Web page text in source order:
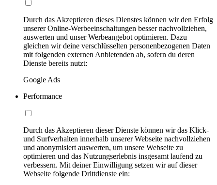
Durch das Akzeptieren dieses Dienstes können wir den Erfolg
unserer Online-Werbeeinschaltungen besser nachvollziehen,
auswerten und unser Werbeangebot optimieren. Dazu
gleichen wir deine verschlüsselten personenbezogenen Daten
mit folgenden externen Anbietenden ab, sofern du deren
Dienste bereits nutzt:
Google Ads
Performance
Durch das Akzeptieren dieser Dienste können wir das Klick-
und Surfverhalten innerhalb unserer Webseite nachvollziehen
und anonymisiert auswerten, um unsere Webseite zu
optimieren und das Nutzungserlebnis insgesamt laufend zu
verbessern. Mit deiner Einwilligung setzen wir auf dieser
Webseite folgende Drittdienste ein: